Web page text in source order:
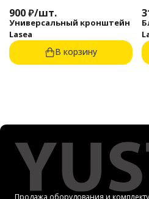
900₽/шт.
Универсальный кронштейн
Lasea
В корзину
Продажа оборудования и